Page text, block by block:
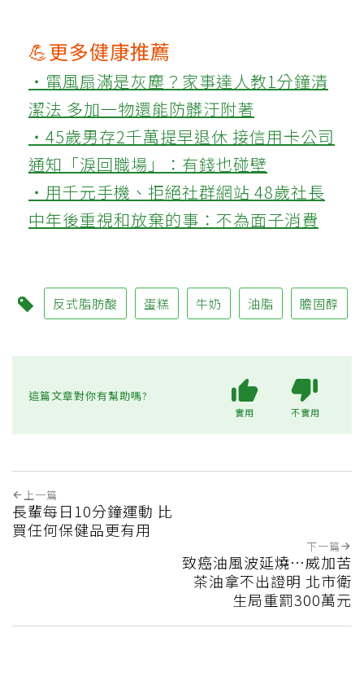
💪更多健康推薦
‧電風扇滿是灰塵？家事達人教1分鐘清
潔法 多加一物還能防髒汙附著
‧45歲男存2千萬提早退休 接信用卡公司
通知「淚回職場」：有錢也碰壁
‧用千元手機、拒絕社群網站 48歲社長
中年後重視和放棄的事：不為面子消費
反式脂肪酸 蛋糕 牛奶 油脂 膽固醇
這篇文章對你有幫助嗎?
實用 不實用
上一篇
長輩每日10分鐘運動 比
買任何保健品更有用
下一篇
致癌油風波延燒…威加苦
茶油拿不出證明 北市衛
生局重罰300萬元